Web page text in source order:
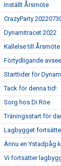
Inställt Årsmöte
CrazyParty
Dynamitracet 2022
Kallelse till Årsmöte
Förtydligande
Starttider för
Tack för denna tid!
Sorg hos Di Röe
Träningsstart för
Lagbygget
Ännu en Ystadpåg
Vi fortsätter